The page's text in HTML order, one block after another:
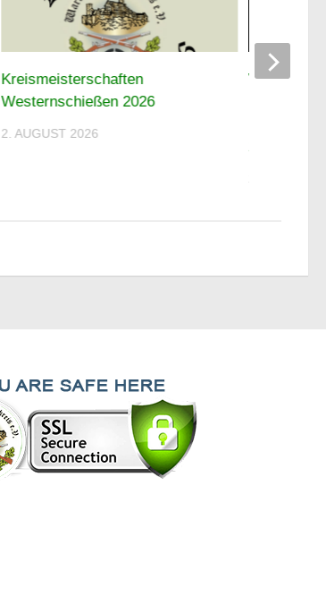
Kreismeisterschaften
Westernschießen 2026
2. AUGUST 2026
2026